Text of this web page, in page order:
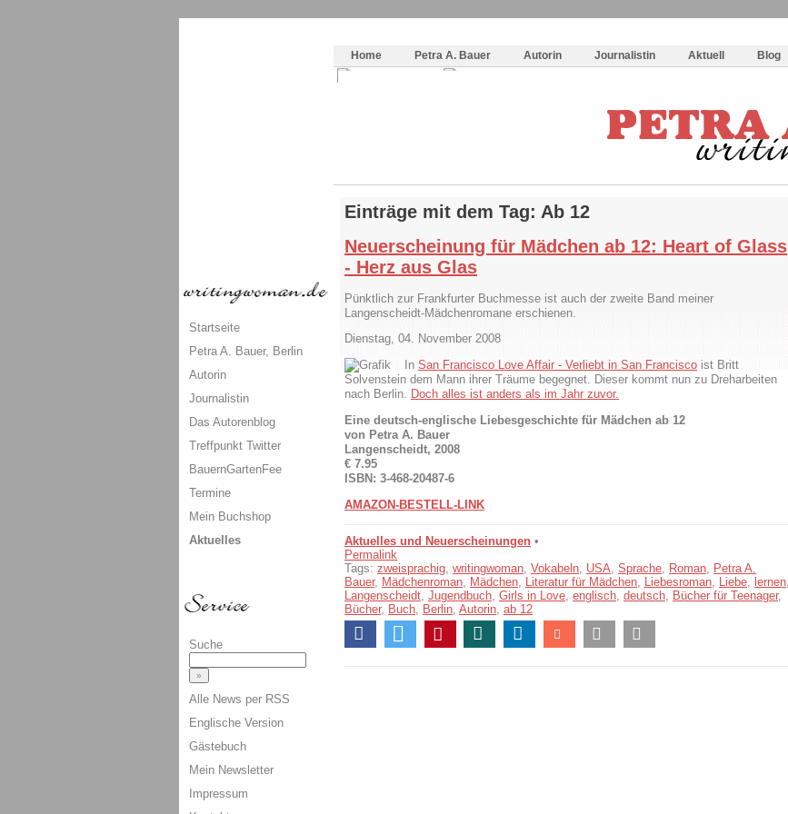
Home
Petra A. Bauer Autorin Journalistin Aktuell Blog
Einträge mit dem Tag: Ab 12
Neuerscheinung für Mädchen ab 12: Heart of Glass
- Herz aus Glas
Pünktlich zur Frankfurter Buchmesse ist auch der zweite Band meiner
Langenscheidt-Mädchenromane erschienen.
Dienstag, 04. November 2008
In San Francisco Love Affair - Verliebt in San Francisco ist Britt
Solvenstein dem Mann ihrer Träume begegnet. Dieser kommt nun zu Dreharbeiten
nach Berlin. Doch alles ist anders als im Jahr zuvor.
Eine deutsch-englische Liebesgeschichte für Mädchen ab 12
von Petra A. Bauer
Langenscheidt, 2008
€ 7.95
ISBN: 3-468-20487-6
AMAZON-BESTELL-LINK
Aktuelles und Neuerscheinungen •
Permalink
Tags: zweisprachig writingwoman Vokabeln USA Sprache Roman Petra A.
Bauer, Mädchenroman Mädchen Literatur für Mädchen Liebesroman Liebe lernen
Langenscheidt Jugendbuch Girls in Love englisch deutsch Bücher für Teenager,
Bücher, Buch Berlin Autorin ab 12
Startseite
Petra A. Bauer, Berlin
Autorin
Journalistin
Das Autorenblog
Treffpunkt Twitter
BauernGartenFee
Termine
Mein Buchshop
Aktuelles
Suche
Alle News per RSS
Englische Version
Gästebuch
Mein Newsletter
Impressum